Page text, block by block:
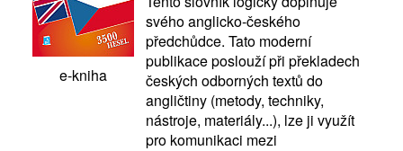
e-kniha
svého anglicko-českého
předchůdce. Tato moderní
publikace poslouží při překladech
českých odborných textů do
angličtiny (metody, techniky,
nástroje, materiály...), lze ji využít
pro komunikaci mezi